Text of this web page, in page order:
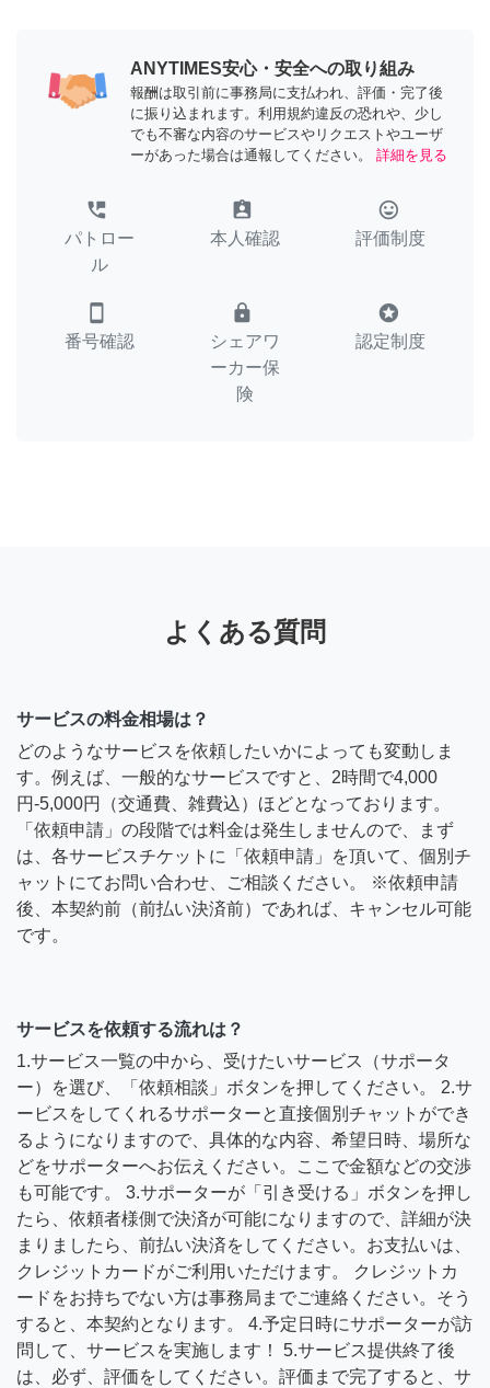
ANYTIMES安心・安全への取り組み
報酬は取引前に事務局に支払われ、評価・完了後
に振り込まれます。利用規約違反の恐れや、少し
でも不審な内容のサービスやリクエストやユーザ
ーがあった場合は通報してください。
詳細を見る
perm_phone_msg
パトロー
ル
assignment_ind
本人確認
tag_faces
評価制度
smartphone
番号確認
lock
シェアワ
ーカー保
険
stars
認定制度
よくある質問
サービスの料金相場は？
どのようなサービスを依頼したいかによっても変動しま
す。例えば、一般的なサービスですと、2時間で4,000
円-5,000円（交通費、雑費込）ほどとなっております。
「依頼申請」の段階では料金は発生しませんので、まず
は、各サービスチケットに「依頼申請」を頂いて、個別チ
ャットにてお問い合わせ、ご相談ください。 ※依頼申請
後、本契約前（前払い決済前）であれば、キャンセル可能
です。
サービスを依頼する流れは？
1.サービス一覧の中から、受けたいサービス（サポータ
ー）を選び、「依頼相談」ボタンを押してください。 2.サ
ービスをしてくれるサポーターと直接個別チャットができ
るようになりますので、具体的な内容、希望日時、場所な
どをサポーターへお伝えください。ここで金額などの交渉
も可能です。 3.サポーターが「引き受ける」ボタンを押し
たら、依頼者様側で決済が可能になりますので、詳細が決
まりましたら、前払い決済をしてください。お支払いは、
クレジットカードがご利用いただけます。 クレジットカ
ードをお持ちでない方は事務局までご連絡ください。そう
すると、本契約となります。 4.予定日時にサポーターが訪
問して、サービスを実施します！ 5.サービス提供終了後
は、必ず、評価をしてください。評価まで完了すると、サ